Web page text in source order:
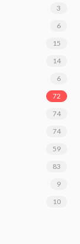
3
6
15
14
6
72
74
74
59
83
9
10